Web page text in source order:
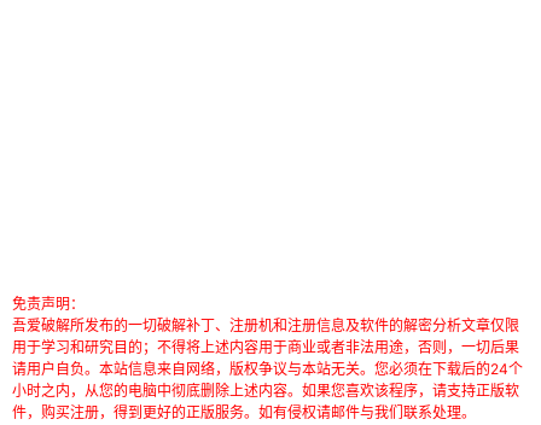
免责声明：
吾爱破解所发布的一切破解补丁、注册机和注册信息及软件的解密分析文章仅限
用于学习和研究目的；不得将上述内容用于商业或者非法用途，否则，一切后果
请用户自负。本站信息来自网络，版权争议与本站无关。您必须在下载后的24个
小时之内，从您的电脑中彻底删除上述内容。如果您喜欢该程序，请支持正版软
件，购买注册，得到更好的正版服务。如有侵权请邮件与我们联系处理。